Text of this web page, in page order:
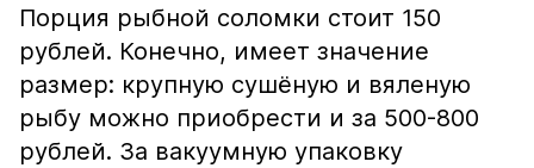
Порция рыбной соломки стоит 150
рублей. Конечно, имеет значение
размер: крупную сушёную и вяленую
рыбу можно приобрести и за 500-800
рублей. За вакуумную упаковку